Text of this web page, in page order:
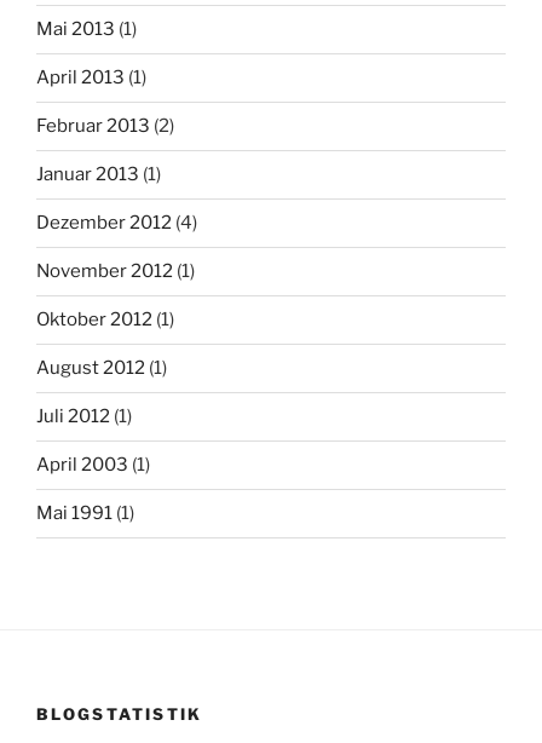
Mai 2013 (1)
April 2013 (1)
Februar 2013 (2)
Januar 2013 (1)
Dezember 2012 (4)
November 2012 (1)
Oktober 2012 (1)
August 2012 (1)
Juli 2012 (1)
April 2003 (1)
Mai 1991 (1)
BLOGSTATISTIK